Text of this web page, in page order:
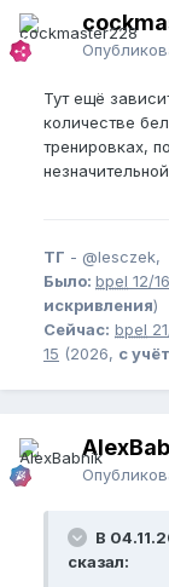
Тут ещё
количестве
тренировках,
ТГ - @lesczek,
Было: bpel 12/
искривления)
Сейчас: bpel
15 (2026, с
В
сказал: